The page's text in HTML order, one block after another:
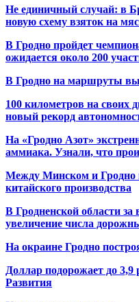
Не единичный случай: в
новую схему взяток на
В Гродно пройдет
ожидается около 200
В Гродно на маршруты
100 километров на своих
новый рекорд
На «Гродно Азот»
аммиака. Узнали, что
Между Минском и Гродно
китайского производства
В Гродненской области
увеличение числа
На окраине Гродно
Доллар подорожает до
Развития